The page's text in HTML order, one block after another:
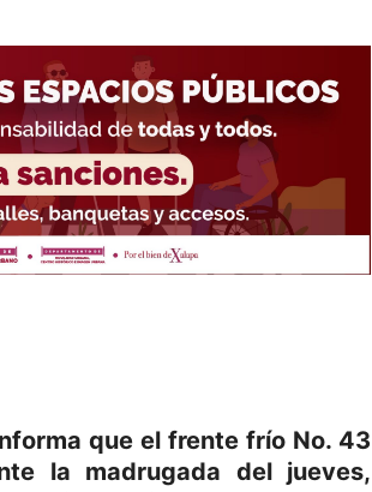
que el frente frío No. 43
la madrugada del jueves,